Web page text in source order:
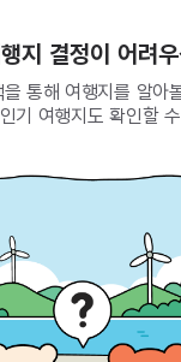
되면 받을 수 있
간편 가입으로 한국관
는 다양한 혜택을 누려
(유료, 평일 09시~18시)
50707
서울중구-1234호